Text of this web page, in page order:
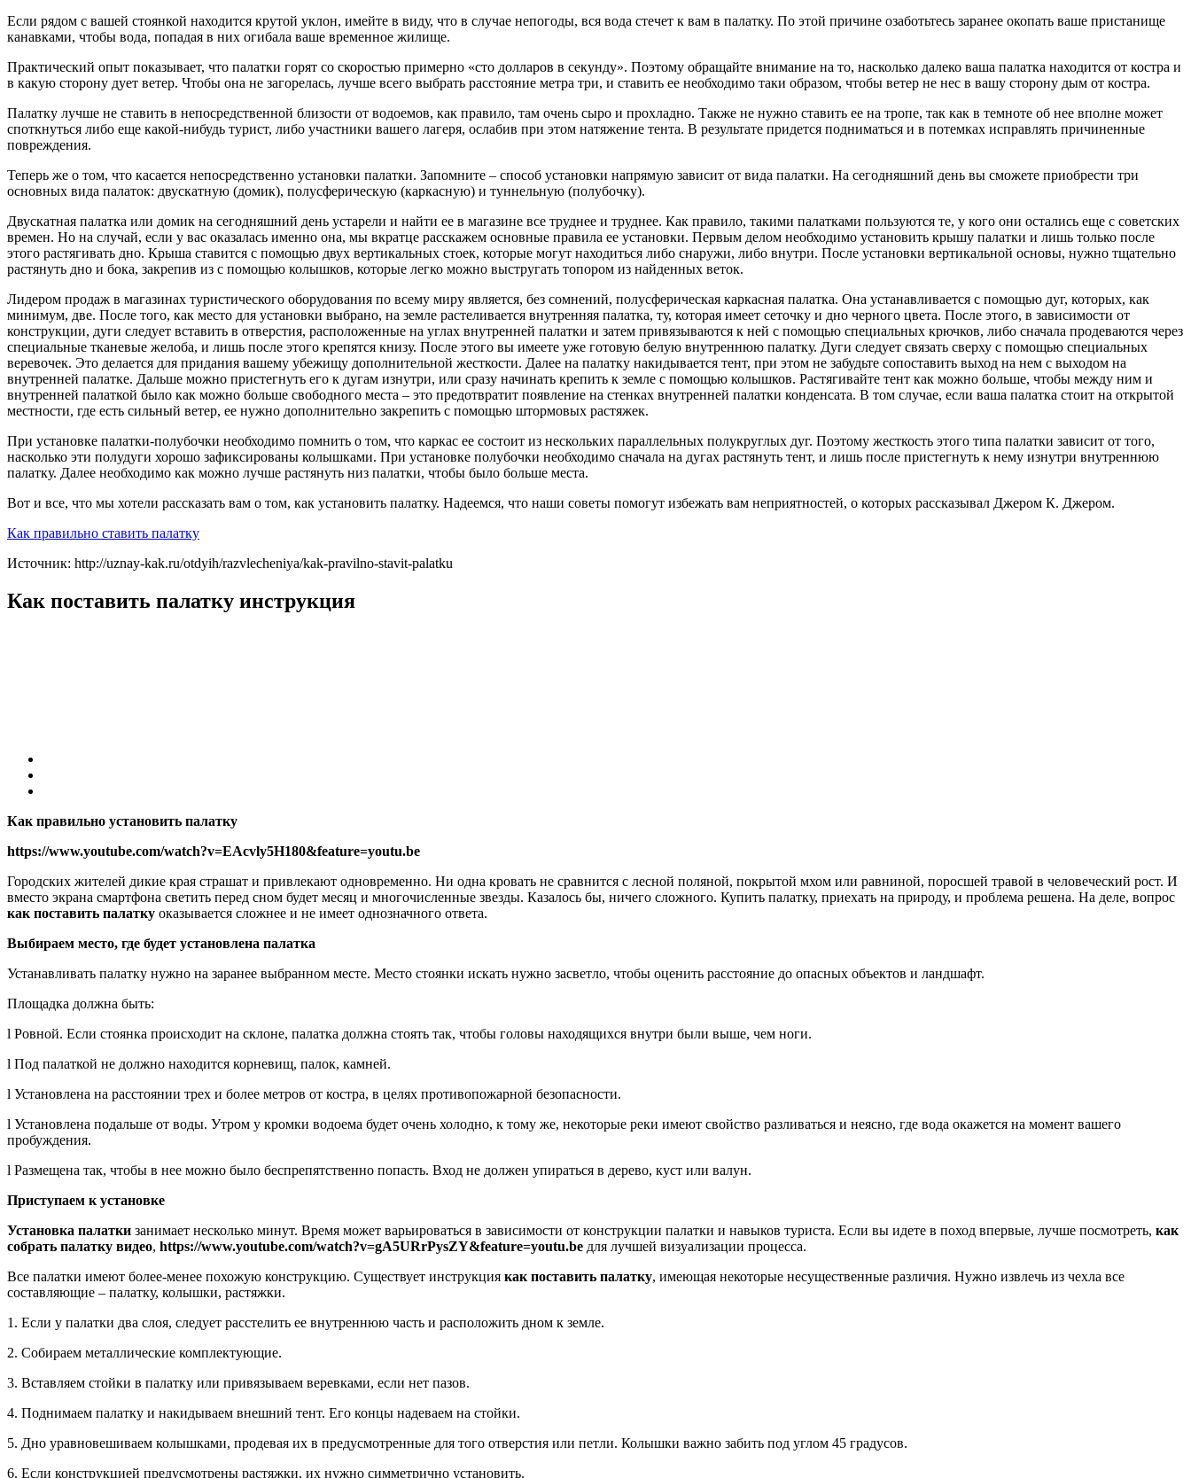
Если рядом с вашей стоянкой находится крутой уклон, имейте в виду, что в случае непогоды, вся вода стечет к вам в палатку. По этой причине озаботьтесь заранее окопать ваше пристанище
канавками, чтобы вода, попадая в них огибала ваше временное жилище.
Практический опыт показывает, что палатки горят со скоростью примерно «сто долларов в секунду». Поэтому обращайте внимание на то, насколько далеко ваша палатка находится от костра и
в какую сторону дует ветер. Чтобы она не загорелась, лучше всего выбрать расстояние метра три, и ставить ее необходимо таки образом, чтобы ветер не нес в вашу сторону дым от костра.
Палатку лучше не ставить в непосредственной близости от водоемов, как правило, там очень сыро и прохладно. Также не нужно ставить ее на тропе, так как в темноте об нее вполне может
споткнуться либо еще какой-нибудь турист, либо участники вашего лагеря, ослабив при этом натяжение тента. В результате придется подниматься и в потемках исправлять причиненные
повреждения.
Теперь же о том, что касается непосредственно установки палатки. Запомните – способ установки напрямую зависит от вида палатки. На сегодняшний день вы сможете приобрести три
основных вида палаток: двускатную (домик), полусферическую (каркасную) и туннельную (полубочку).
Двускатная палатка или домик на сегодняшний день устарели и найти ее в магазине все труднее и труднее. Как правило, такими палатками пользуются те, у кого они остались еще с советских
времен. Но на случай, если у вас оказалась именно она, мы вкратце расскажем основные правила ее установки. Первым делом необходимо установить крышу палатки и лишь только после
этого растягивать дно. Крыша ставится с помощью двух вертикальных стоек, которые могут находиться либо снаружи, либо внутри. После установки вертикальной основы, нужно тщательно
растянуть дно и бока, закрепив из с помощью колышков, которые легко можно выстругать топором из найденных веток.
Лидером продаж в магазинах туристического оборудования по всему миру является, без сомнений, полусферическая каркасная палатка. Она устанавливается с помощью дуг, которых, как
минимум, две. После того, как место для установки выбрано, на земле растеливается внутренняя палатка, ту, которая имеет сеточку и дно черного цвета. После этого, в зависимости от
конструкции, дуги следует вставить в отверстия, расположенные на углах внутренней палатки и затем привязываются к ней с помощью специальных крючков, либо сначала продеваются через
специальные тканевые желоба, и лишь после этого крепятся книзу. После этого вы имеете уже готовую белую внутреннюю палатку. Дуги следует связать сверху с помощью специальных
веревочек. Это делается для придания вашему убежищу дополнительной жесткости. Далее на палатку накидывается тент, при этом не забудьте сопоставить выход на нем с выходом на
внутренней палатке. Дальше можно пристегнуть его к дугам изнутри, или сразу начинать крепить к земле с помощью колышков. Растягивайте тент как можно больше, чтобы между ним и
внутренней палаткой было как можно больше свободного места – это предотвратит появление на стенках внутренней палатки конденсата. В том случае, если ваша палатка стоит на открытой
местности, где есть сильный ветер, ее нужно дополнительно закрепить с помощью штормовых растяжек.
При установке палатки-полубочки необходимо помнить о том, что каркас ее состоит из нескольких параллельных полукруглых дуг. Поэтому жесткость этого типа палатки зависит от того,
насколько эти полудуги хорошо зафиксированы колышками. При установке полубочки необходимо сначала на дугах растянуть тент, и лишь после пристегнуть к нему изнутри внутреннюю
палатку. Далее необходимо как можно лучше растянуть низ палатки, чтобы было больше места.
Вот и все, что мы хотели рассказать вам о том, как установить палатку. Надеемся, что наши советы помогут избежать вам неприятностей, о которых рассказывал Джером К. Джером.
Как правильно ставить палатку
Источник: http://uznay-kak.ru/otdyih/razvlecheniya/kak-pravilno-stavit-palatku
Как поставить палатку инструкция
Как правильно установить палатку
https://www.youtube.com/watch?v=EAcvly5H180&feature=youtu.be
Городских жителей дикие края страшат и привлекают одновременно. Ни одна кровать не сравнится с лесной поляной, покрытой мхом или равниной, поросшей травой в человеческий рост. И
вместо экрана смартфона светить перед сном будет месяц и многочисленные звезды. Казалось бы, ничего сложного. Купить палатку, приехать на природу, и проблема решена. На деле, вопрос
как поставить палатку оказывается сложнее и не имеет однозначного ответа.
Выбираем место, где будет установлена палатка
Устанавливать палатку нужно на заранее выбранном месте. Место стоянки искать нужно засветло, чтобы оценить расстояние до опасных объектов и ландшафт.
Площадка должна быть:
l Ровной. Если стоянка происходит на склоне, палатка должна стоять так, чтобы головы находящихся внутри были выше, чем ноги.
l Под палаткой не должно находится корневищ, палок, камней.
l Установлена на расстоянии трех и более метров от костра, в целях противопожарной безопасности.
l Установлена подальше от воды. Утром у кромки водоема будет очень холодно, к тому же, некоторые реки имеют свойство разливаться и неясно, где вода окажется на момент вашего
пробуждения.
l Размещена так, чтобы в нее можно было беспрепятственно попасть. Вход не должен упираться в дерево, куст или валун.
Приступаем к установке
Установка палатки занимает несколько минут. Время может варьироваться в зависимости от конструкции палатки и навыков туриста. Если вы идете в поход впервые, лучше посмотреть, как
собрать палатку видео, https://www.youtube.com/watch?v=gA5URrPysZY&feature=youtu.be для лучшей визуализации процесса.
Все палатки имеют более-менее похожую конструкцию. Существует инструкция как поставить палатку, имеющая некоторые несущественные различия. Нужно извлечь из чехла все
составляющие – палатку, колышки, растяжки.
1. Если у палатки два слоя, следует расстелить ее внутреннюю часть и расположить дном к земле.
2. Собираем металлические комплектующие.
3. Вставляем стойки в палатку или привязываем веревками, если нет пазов.
4. Поднимаем палатку и накидываем внешний тент. Его концы надеваем на стойки.
5. Дно уравновешиваем колышками, продевая их в предусмотренные для того отверстия или петли. Колышки важно забить под углом 45 градусов.
6. Если конструкцией предусмотрены растяжки, их нужно симметрично установить.